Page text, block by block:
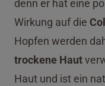
denn er hat eine
Wirkung auf die
Hopfen werden
trockene Haut
Haut und ist ein